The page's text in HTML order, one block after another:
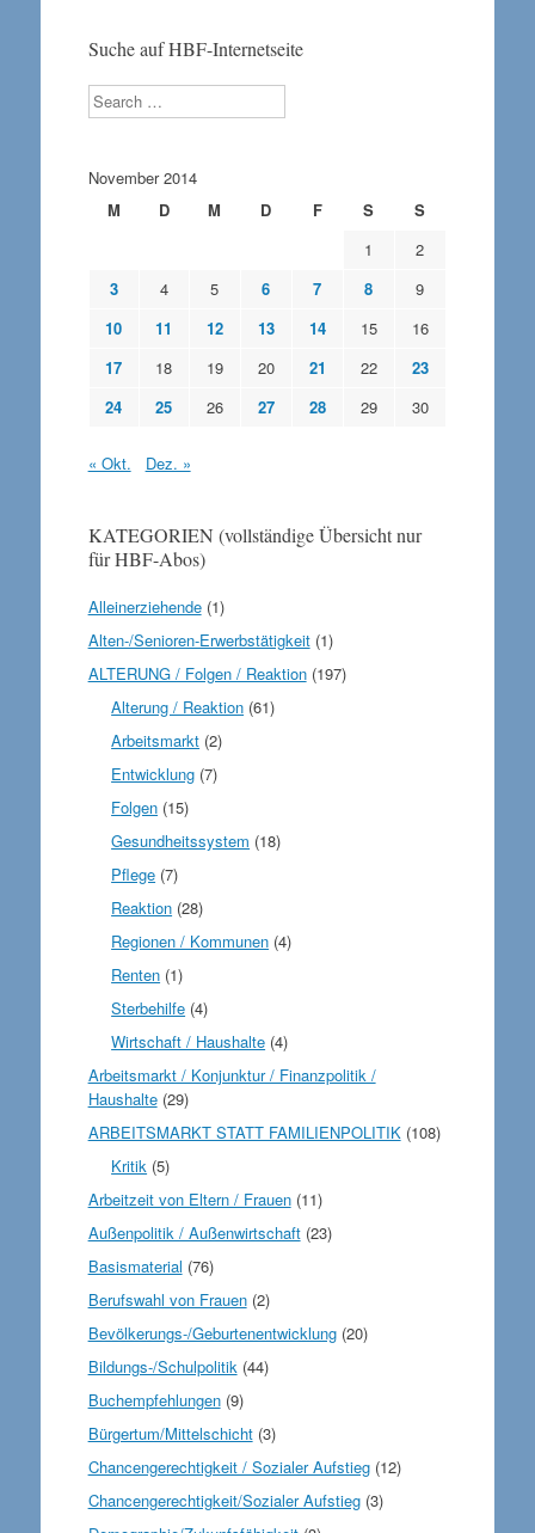
Suche auf HBF-Internetseite
Search
November 2014
M
D M D F S
S
1
2
3
4 5 6 7 8
9
10
11 12 13 14 15
16
17
18 19 20 21 22
23
24
25 26 27 28 29 30
« Okt. Dez. »
KATEGORIEN (vollständige Übersicht nur
für HBF-Abos)
Alleinerziehende(1)
Alten-/Senioren-Erwerbstätigkeit(1)
ALTERUNG / Folgen / Reaktion(197)
Alterung / Reaktion (61)
Arbeitsmarkt (2)
Entwicklung (7)
Folgen (15)
Gesundheitssystem (18)
Pflege (7)
Reaktion (28)
Regionen / Kommunen (4)
Renten (1)
Sterbehilfe (4)
Wirtschaft / Haushalte (4)
Arbeitsmarkt / Konjunktur / Finanzpolitik /
Haushalte(29)
ARBEITSMARKT STATT FAMILIENPOLITIK(108)
Kritik (5)
Arbeitzeit von Eltern / Frauen(11)
Außenpolitik / Außenwirtschaft(23)
Basismaterial (76)
Berufswahl von Frauen(2)
Bevölkerungs-/Geburtenentwicklung(20)
Bildungs-/Schulpolitik (44)
Buchempfehlungen(9)
Bürgertum/Mittelschicht(3)
Chancengerechtigkeit / Sozialer Aufstieg(12)
Chancengerechtigkeit/Sozialer Aufstieg(3)